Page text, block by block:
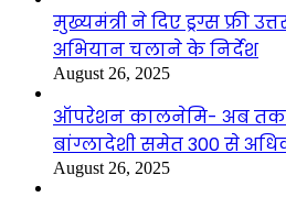
मुख्यमंत्री ने दिए ड्रग्स फ्री
अभियान चलाने के निर्देश
August 26, 2025
ऑपरेशन कालनेमि- अब तक
बांग्लादेशी समेत 300 से
August 26, 2025